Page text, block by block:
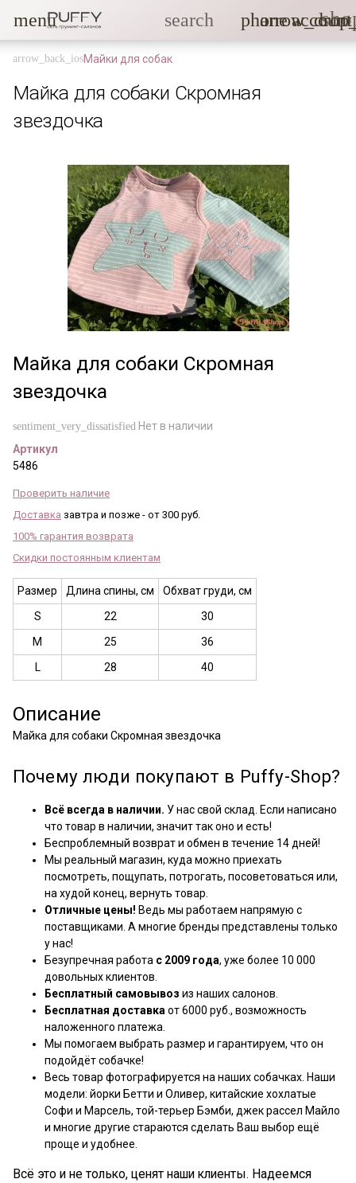
menu search phone
Майки для собак
Майка для собаки Скромная
звездочка
Майка для собаки Скромная
звездочка
sentiment_very_dissatisfied Нет в наличии
Артикул
5486
Проверить наличие
Доставка завтра и позже - от 300 руб.
100% гарантия возврата
Скидки постоянным клиентам
Размер Длина спины, см
Обхват груди, см
S
22
30
M
25
36
L
28 40
Описание
Майка для собаки Скромная звездочка
Почему люди покупают в Puffy-Shop?
Всё всегда в наличии. У нас свой склад. Если написано
что товар в наличии, значит так оно и есть!
Беспроблемный возврат и обмен в течение 14 дней!
Мы реальный магазин, куда можно приехать
посмотреть, пощупать, потрогать, посоветоваться или,
на худой конец, вернуть товар.
Отличные цены! Ведь мы работаем напрямую с
поставщиками. А многие бренды представлены только
у нас!
Безупречная работа с 2009 года, уже более 10 000
довольных клиентов.
Бесплатный самовывоз из наших салонов.
Бесплатная доставка от 6000 руб., возможность
наложенного платежа.
Мы помогаем выбрать размер и гарантируем, что он
подойдёт собачке!
Весь товар фотографируется на наших собачках. Наши
модели: йорки Бетти и Оливер, китайские хохлатые
Софи и Марсель, той-терьер Бэмби, джек рассел Майло
и многие другие стараются сделать Ваш выбор ещё
проще и удобнее.
Всё это и не только, ценят наши клиенты. Надеемся